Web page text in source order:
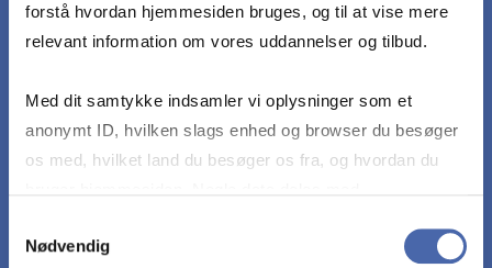
forstå hvordan hjemmesiden bruges, og til at vise mere
relevant information om vores uddannelser og tilbud.
Med dit samtykke indsamler vi oplysninger som et
anonymt ID, hvilken slags enhed og browser du besøger
os med, hvilket land du besøger os fra, og hvordan du
markedsføring. Du bestemmer selv - og kan altid trække
Nødvendig
økonomisk velstand, samtidig med at der
implementeres kontroller for at beskytte og
samfundet.
undervisning og offentligt materiale.